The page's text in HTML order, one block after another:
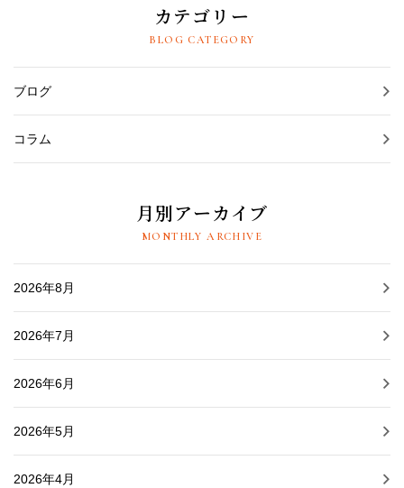
カテゴリー
BLOG CATEGORY
ブログ
コラム
月別アーカイブ
MONTHLY ARCHIVE
2026年8月
2026年7月
2026年6月
2026年5月
2026年4月